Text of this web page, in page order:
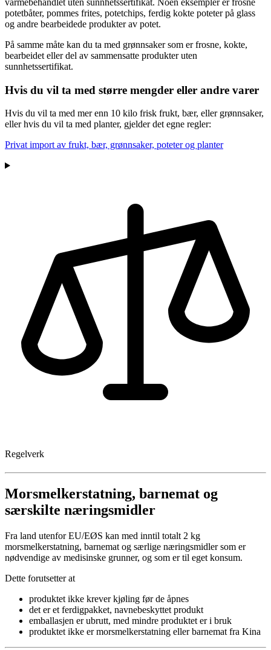
varmebehandlet uten sunnhetssertifikat. Noen eksempler er frosne
potetbåter, pommes frites, potetchips, ferdig kokte poteter på glass
og andre bearbeidede produkter av potet.
På samme måte kan du ta med grønnsaker som er frosne, kokte,
bearbeidet eller del av sammensatte produkter uten
sunnhetssertifikat.
Hvis du vil ta med større mengder eller andre varer
Hvis du vil ta med mer enn 10 kilo frisk frukt, bær, eller grønnsaker,
eller hvis du vil ta med planter, gjelder det egne regler:
Privat import av frukt, bær, grønnsaker, poteter og planter
Regelverk
Morsmelkerstatning, barnemat og
særskilte næringsmidler
Fra land utenfor EU/EØS kan med inntil totalt 2 kg
morsmelkerstatning, barnemat og særlige næringsmidler som er
nødvendige av medisinske grunner, og som er til eget konsum.
Dette forutsetter at
produktet ikke krever kjøling før de åpnes
det er et ferdigpakket, navnebeskyttet produkt
emballasjen er ubrutt, med mindre produktet er i bruk
produktet ikke er morsmelkerstatning eller barnemat fra Kina